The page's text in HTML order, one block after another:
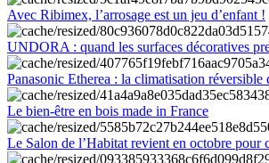
Avec Ribimex, l’arrosage est un jeu d’enfant !
UNDORA : quand les surfaces décoratives
Panasonic Etherea : la climatisation
Le bien-être en bois made in France
Le Salon de l’Habitat revient en octobre pour